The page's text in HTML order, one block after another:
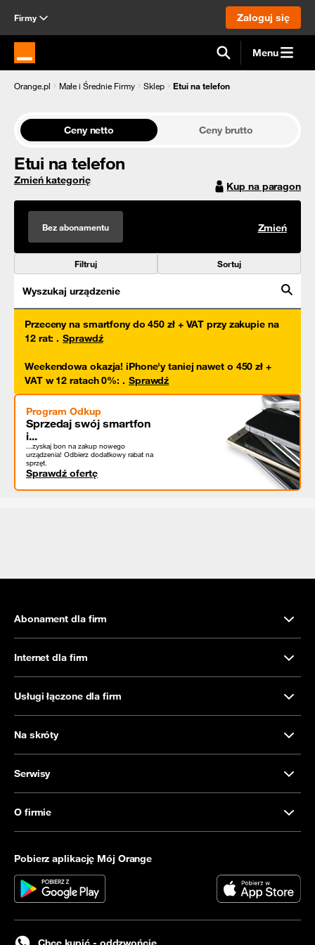
Firmy Zaloguj się
Strona główna Orange.pl Menu
Orange.pl Małe i Średnie Firmy Sklep Etui na telefon
Ceny netto Ceny brutto
Etui na telefon
Zmień kategorię Kup na paragon
Bez abonamentu Zmień
Filtruj Sortuj
Wyszukaj urządzenie
Przeceny na smartfony do 450 zł + VAT przy zakupie na
12 rat: . Sprawdź
Weekendowa okazja! iPhone'y taniej nawet o 450 zł +
VAT w 12 ratach 0%: . Sprawdź
Program Odkup
Sprzedaj swój smartfon
i...
...zyskaj bon na zakup nowego
urządzenia! Odbierz dodatkowy rabat na
sprzęt.
Sprawdź ofertę
Abonament dla firm
Internet dla firm
Usługi łączone dla firm
Na skróty
Serwisy
O firmie
Pobierz aplikację Mój Orange